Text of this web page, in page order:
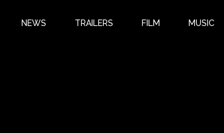
NEWS TRAILERS FILM MUSIC